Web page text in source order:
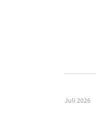
Juli 2026